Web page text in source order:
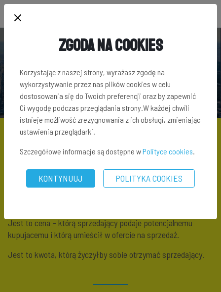
SŁOWNIK TERMINÓW INWESTYCYJNYCH
SŁOWNIK TERMINÓW INWESTYCYJNYCH\ CENA OFERTOWA
Cena ofertowa
Jest to cena – którą sprzedający podaje potencjalnemu
kupujacemu i którą umieścił w ofercie na sprzedaż.
Jest to kwota, którą życzyłby sobie otrzymać sprzedający.
Zgoda na Cookies
Korzystając z naszej strony, wyrażasz zgodę na
wykorzystywanie przez nas plików cookies w celu
dostosowania się do Twoich preferencji oraz by zapewnić
Ci wygodę podczas przeglądania strony.W każdej chwili
istnieje możliwość zrezygnowania z ich obsługi, zmieniając
ustawienia przeglądarki.
Szczegółowe informacje są dostępne wPolityce cookies.
KONTYNUUJ POLITYKA COOKIES